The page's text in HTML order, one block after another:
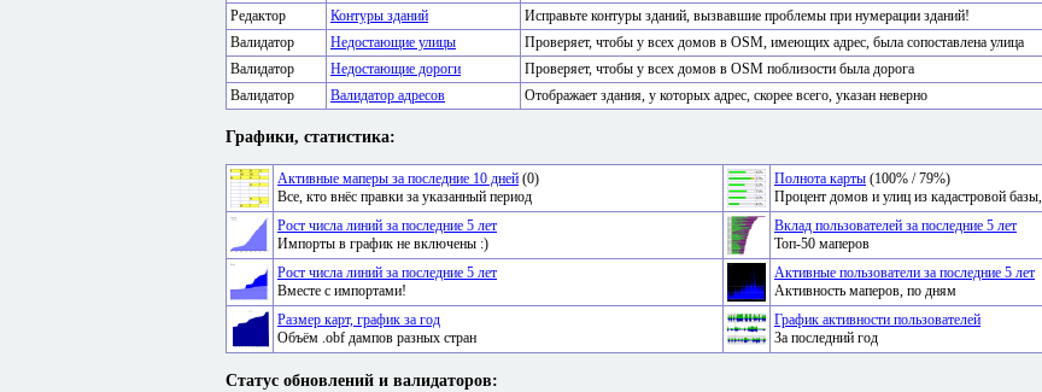
Редактор
Контуры зданий Исправьте контуры зданий, вызвавшие проблемы при нумерации зданий!
Валидатор
Недостающие улицы Проверяет, чтобы у всех домов в OSM, имеющих адрес, была сопоставлена улица
Валидатор
Недостающие дороги Проверяет, чтобы у всех домов в OSM поблизости была дорога
Валидатор
Валидатор адресов Отображает здания, у которых адрес, скорее всего, указан неверно
Графики, статистика:
Активные маперы за последние 10 дней (0)
Все, кто внёс правки за указанный период
Полнота карты (100% / 79%)
Процент домов и улиц из кадастровой
Рост числа линий за последние 5 лет
Импорты в график не включены :)
Вклад пользователей за последние 5 лет
Топ-50 маперов
Рост числа линий за последние 5 лет
Вместе с импортами!
Активные пользователи за последние 5 лет
Активность маперов, по дням
Размер карт, график за год
Объём .obf дампов разных стран
График активности пользователей
За последний год
Статус обновлений и валидаторов: